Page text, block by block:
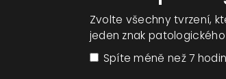
Zvolte všechny tvrzení,
jeden znak
Spíte méně než 7